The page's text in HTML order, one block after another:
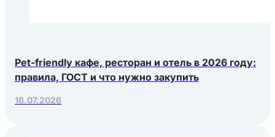
Pet-friendly кафе, ресторан и отель в 2026 году:
правила, ГОСТ и что нужно закупить
16.07.2026